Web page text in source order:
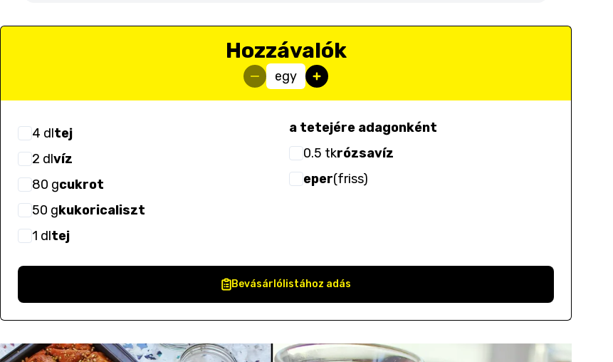
Hozzávalók
egy
4 dltej
2 dlvíz
80 gcukrot
50 gkukoricaliszt
1 dltej
a tetejére adagonként
0.5 tkrózsavíz
eper(friss)
Bevásárlólistához adás